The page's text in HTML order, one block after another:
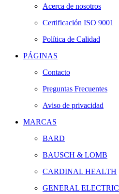
Acerca de nosotros
Certificación ISO 9001
Política de Calidad
PÁGINAS
Contacto
Preguntas Frecuentes
Aviso de privacidad
MARCAS
BARD
BAUSCH & LOMB
CARDINAL HEALTH
GENERAL ELECTRIC